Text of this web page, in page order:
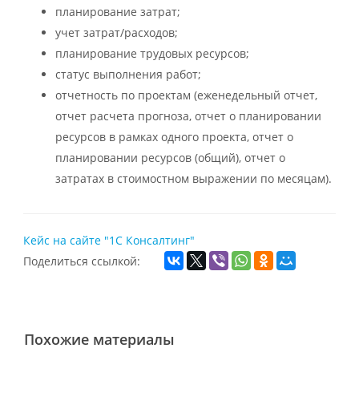
планирование затрат;
учет затрат/расходов;
планирование трудовых ресурсов;
статус выполнения работ;
отчетность по проектам (еженедельный отчет,
отчет расчета прогноза, отчет о планировании
ресурсов в рамках одного проекта, отчет о
планировании ресурсов (общий), отчет о
затратах в стоимостном выражении по месяцам).
Кейс на сайте "1С Консалтинг"
Поделиться ссылкой:
Похожие материалы